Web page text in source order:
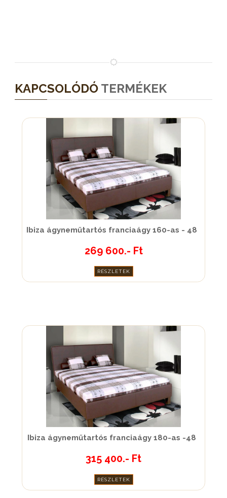
KAPCSOLÓDÓ TERMÉKEK
Ibiza ágyneműtartós franciaágy 160-as - 48
269 600.- Ft
RÉSZLETEK
Ibiza ágyneműtartós franciaágy 180-as -48
315 400.- Ft
RÉSZLETEK